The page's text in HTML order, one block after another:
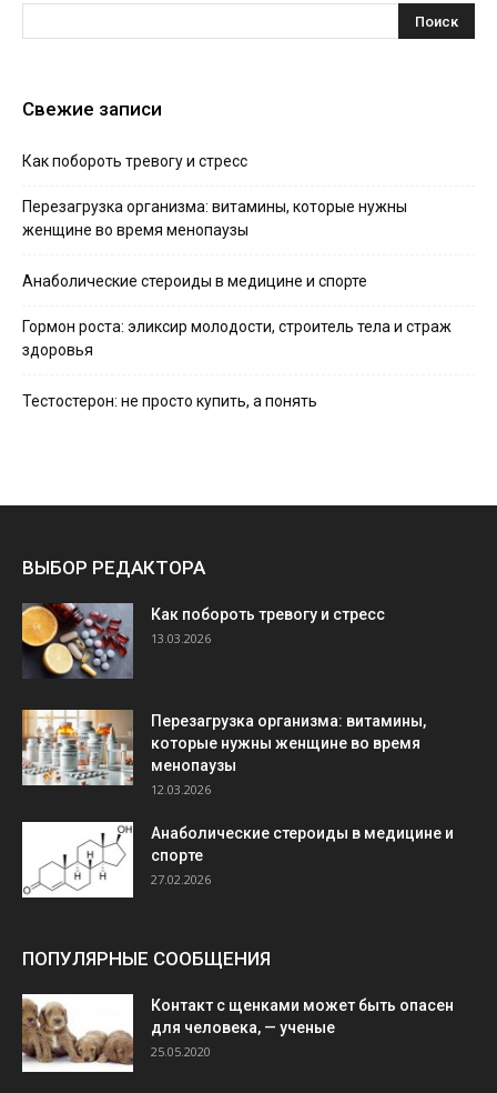
Свежие записи
Как побороть тревогу и стресс
Перезагрузка организма: витамины, которые нужны
женщине во время менопаузы
Анаболические стероиды в медицине и спорте
Гормон роста: эликсир молодости, строитель тела и страж
здоровья
Тестостерон: не просто купить, а понять
ВЫБОР РЕДАКТОРА
Как побороть тревогу и стресс
13.03.2026
Перезагрузка организма: витамины,
которые нужны женщине во время
менопаузы
12.03.2026
Анаболические стероиды в медицине и
спорте
27.02.2026
ПОПУЛЯРНЫЕ СООБЩЕНИЯ
Контакт с щенками может быть опасен
для человека, — ученые
25.05.2020